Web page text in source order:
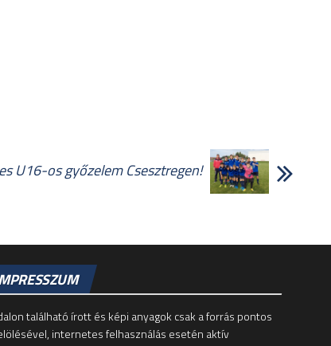
U16-os győzelem Csesztregen!
található írott és képi anyagok csak a forrás pontos
internetes felhasználás esetén aktív